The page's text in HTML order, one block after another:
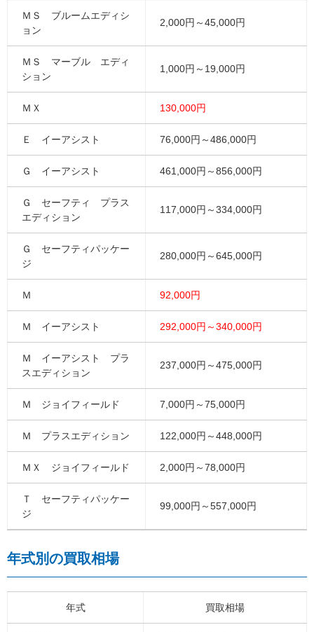
ＭＳ ブルームエディシ
ョン
2,000円～45,000円
ＭＳ マーブル エディ
ション
1,000円～19,000円
ＭＸ 130,000円
Ｅ イーアシスト 76,000円～486,000円
Ｇ イーアシスト 461,000円～856,000円
Ｇ セーフティ プラス
エディション
117,000円～334,000円
Ｇ セーフティパッケー
ジ
280,000円～645,000円
Ｍ 92,000円
Ｍ イーアシスト 292,000円～340,000円
Ｍ イーアシスト プラ
スエディション
237,000円～475,000円
Ｍ ジョイフィールド 7,000円～75,000円
Ｍ プラスエディション 122,000円～448,000円
ＭＸ ジョイフィールド 2,000円～78,000円
Ｔ セーフティパッケー
ジ
99,000円～557,000円
年式別の買取相場
年式 買取相場